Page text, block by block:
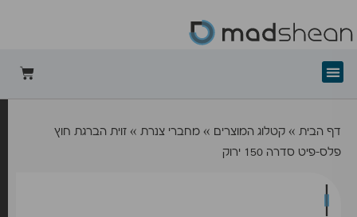
דף הבית » קטלוג המוצרים » מחברי צנרת » זוית הברגת חוץ
פלס-פיט סדרה 150 ירוק